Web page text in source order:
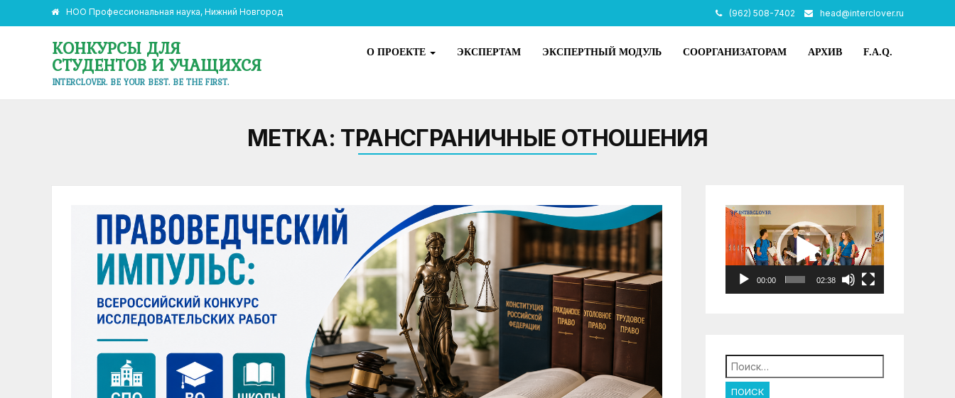
НОО Профессиональная наука, Нижний Новгород (962) 508-7402 head@interclover.ru
КОНКУРСЫ ДЛЯ
СТУДЕНТОВ И УЧАЩИХСЯ
INTERCLOVER. BE YOUR BEST. BE THE FIRST.
О ПРОЕКТЕ ЭКСПЕРТАМ ЭКСПЕРТНЫЙ МОДУЛЬ СООРГАНИЗАТОРАМ АРХИВ F.A.Q.
МЕТКА: ТРАНСГРАНИЧНЫЕ ОТНОШЕНИЯ
Видеоплеер
00:00 02:38
Найти: